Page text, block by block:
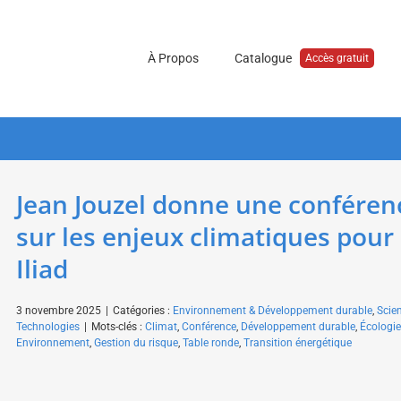
À Propos
Catalogue Accès gratuit
Jean Jouzel donne une
sur les enjeux climatiques pour
Iliad
3 novembre 2025 | Catégories : Environnement & Développement durable
Technologies | Mots-clés : Climat Conférence Développement durable Écologie
Environnement Gestion du risque Table ronde Transition énergétique